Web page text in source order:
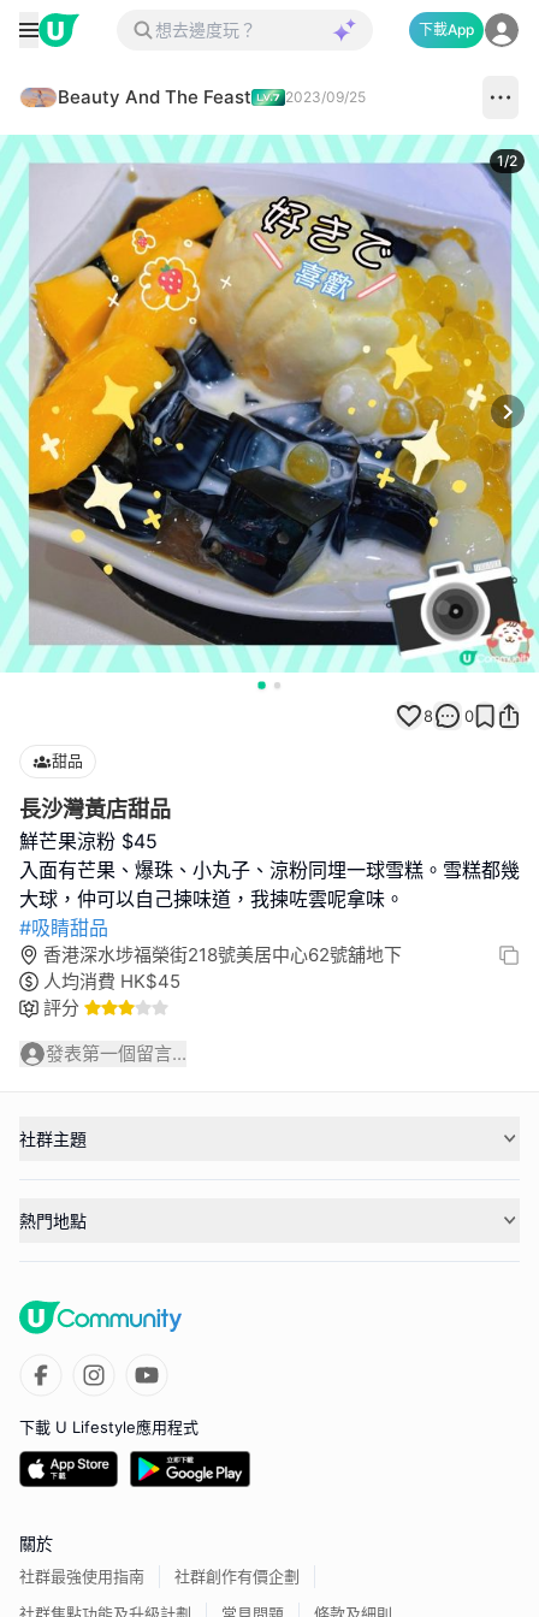
下載App
Beauty And The Feast 2023/09/25
1/2
8 0
甜品
長沙灣黃店甜品
鮮芒果涼粉 $45
入面有芒果、爆珠、小丸子、涼粉同埋一球雪糕。雪糕都幾
#吸睛甜品
香港深水埗福榮街218號美居中心62號舖地下
人均消費 HK$45
評分
發表第一個留言...
社群主題
熱門地點
下載 U Lifestyle應用程式
關於
社群最強使用指南
社群創作有價企劃